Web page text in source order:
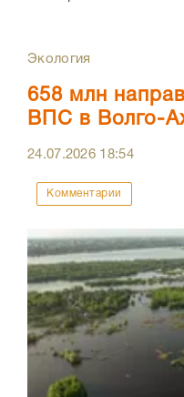
Экология
658 млн
ВПС в Волго-
24.07.2026 18:54
Комментарии